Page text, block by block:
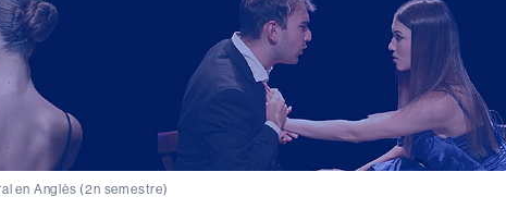
en Anglès (2n semestre)